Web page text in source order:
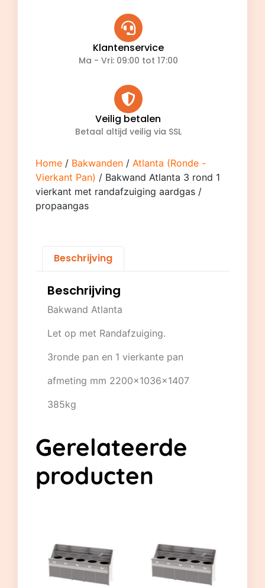
Klantenservice
Ma - Vri: 09:00 tot 17:00
Veilig betalen
Betaal altijd veilig via SSL
Home / Bakwanden / Atlanta (Ronde -
Vierkant Pan) / Bakwand Atlanta 3 rond 1
vierkant met randafzuiging aardgas /
propaangas
Beschrijving
Beschrijving
Bakwand Atlanta
Let op met Randafzuiging.
3ronde pan en 1 vierkante pan
afmeting mm 2200x1036x1407
385kg
Gerelateerde
producten